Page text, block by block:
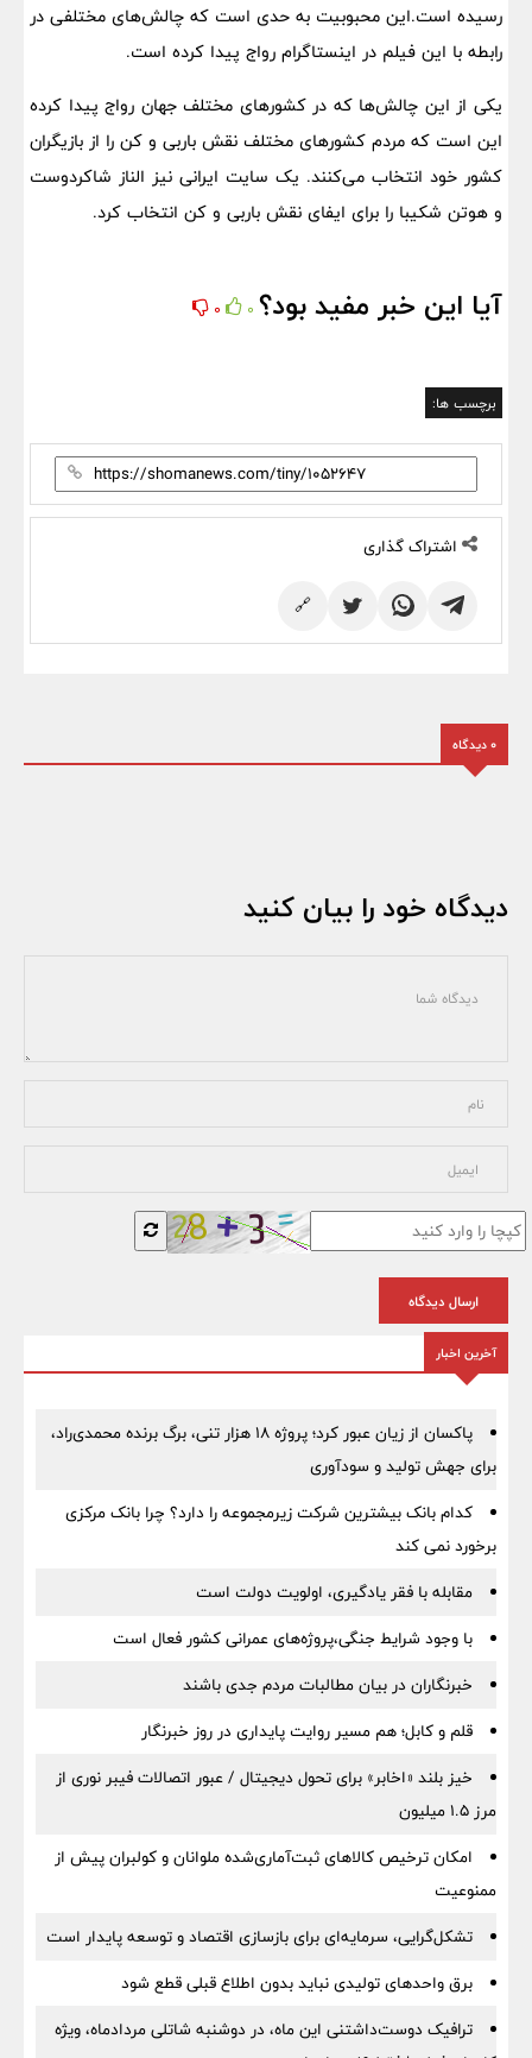
رسیده است.این محبوبیت به حدی است که چالش‌های مختلفی در
رابطه با این فیلم در اینستاگرام رواج پیدا کرده است.
یکی از این چالش‌ها که در کشورهای مختلف جهان رواج پیدا کرده
این است که مردم کشورهای مختلف نقش باربی و کن را از بازیگران
کشور خود انتخاب می‌کنند. یک سایت ایرانی نیز الناز شاکردوست
و هوتن شکیبا را برای ایفای نقش باربی و کن انتخاب کرد.
آیا این خبر مفید بود؟ 0
0
برچسب ها:
اشتراک گذاری
🔗
0 دیدگاه
دیدگاه خود را بیان کنید
ارسال دیدگاه
آخرین اخبار
پاکسان از زیان عبور کرد؛ پروژه ۱۸ هزار تنی، برگ برنده محمدی‌راد،
برای جهش تولید و سودآوری
کدام بانک بیشترین شرکت زیرمجموعه را دارد؟ چرا بانک مرکزی
برخورد نمی کند
مقابله با فقر یادگیری، اولویت دولت است
با وجود شرایط جنگی،پروژه‌های عمرانی کشور فعال است
خبرنگاران در بیان مطالبات مردم جدی باشند
قلم و کابل؛ هم مسیر روایت پایداری در روز خبرنگار
خیز بلند «اخابر» برای تحول دیجیتال / عبور اتصالات فیبر نوری از
مرز ۱.۵ میلیون
امکان ترخیص کالاهای ثبت‌آماری‌شده ملوانان و کولبران پیش از
ممنوعیت
تشکل‌گرایی، سرمایه‌ای برای بازسازی اقتصاد و توسعه پایدار است
برق واحدهای تولیدی نباید بدون اطلاع قبلی قطع شود
ترافیک دوست‌داشتنی این ماه، در دوشنبه شاتلی مردادماه، ویژه